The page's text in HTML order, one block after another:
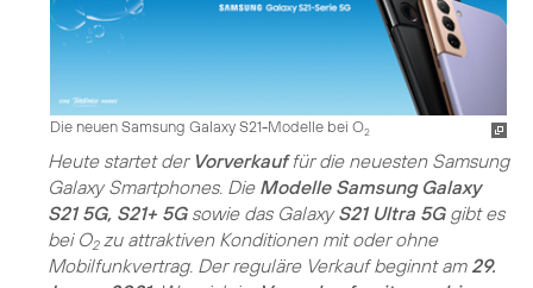
Die neuen Samsung Galaxy S21-Modelle bei O2
Heute startet der Vorverkauffür die neuesten Samsung
Galaxy Smartphones. Die Modelle Samsung Galaxy
S21 5G, S21+ 5Gsowie das GalaxyS21 Ultra 5Ggibt es
bei O2zu attraktiven Konditionen mit oder ohne
Mobilfunkvertrag. Der reguläre Verkauf beginnt am 29.